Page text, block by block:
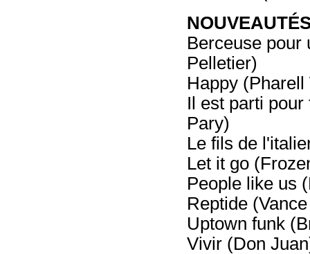
Berceuse pour
Pelletier)
Happy
Il est parti
Pary)
Le fils de
Let it go
People like us
Reptide
Uptown funk
Vivir (Don